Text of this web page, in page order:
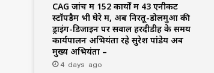
CAG जांच में 152 कार्यों में 43 एनीकट
स्टॉपडैम भी घेरे में, अब निरतू-डोलमुआ की
ड्राइंग-डिजाइन पर सवाल हरदीडीह के समय
कार्यपालन अभियंता रहे सुरेश पांडेय अब
मुख्य अभियंता –
4 days ago